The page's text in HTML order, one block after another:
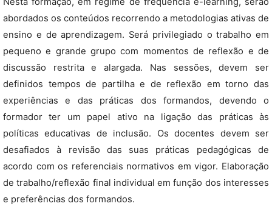
abordados os conteúdos recorrendo a metodologias ativas de
ensino e de aprendizagem. Será privilegiado o trabalho em
pequeno e grande grupo com momentos de reflexão e de
discussão restrita e alargada. Nas sessões, devem ser
definidos tempos de partilha e de reflexão em torno das
experiências e das práticas dos formandos, devendo o
formador ter um papel ativo na ligação das práticas às
políticas educativas de inclusão. Os docentes devem ser
desafiados à revisão das suas práticas pedagógicas de
acordo com os referenciais normativos em vigor. Elaboração
de trabalho/reflexão final individual em função dos interesses
e preferências dos formandos.